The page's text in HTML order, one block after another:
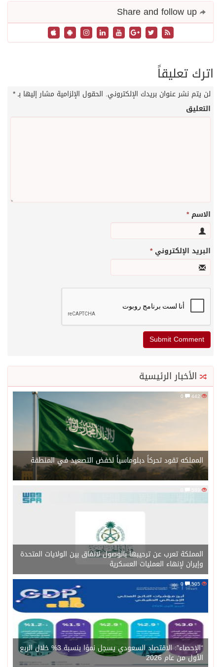
اترك تعليقاً
لن يتم نشر عنوان بريدك الإلكتروني. الحقول الإلزامية مشار إليها بـ*
التعليق
الاسم*
البريد الإلكتروني*
الأخبار الرئيسية
المملكه تقود تحركاً دبلوماسياً لخفض التصعيد في المنطقة
589
المملكة تعرب عن ترحيبها بالوصول لاتفاق بين الولايات المتحدة
وإيران لإنهاء العمليات العسكرية
505
“الإحصاء”: الاقتصاد السعودي يسجل نموًا بنسبة 3% خلال الربع
الأول من عام 2026